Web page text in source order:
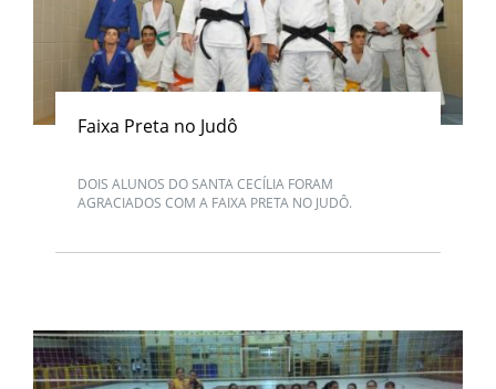
Faixa Preta no Judô
DOIS ALUNOS DO SANTA CECÍLIA FORAM
AGRACIADOS COM A FAIXA PRETA NO JUDÔ.